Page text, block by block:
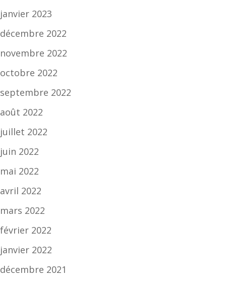
janvier 2023
décembre 2022
novembre 2022
octobre 2022
septembre 2022
août 2022
juillet 2022
juin 2022
mai 2022
avril 2022
mars 2022
février 2022
janvier 2022
décembre 2021